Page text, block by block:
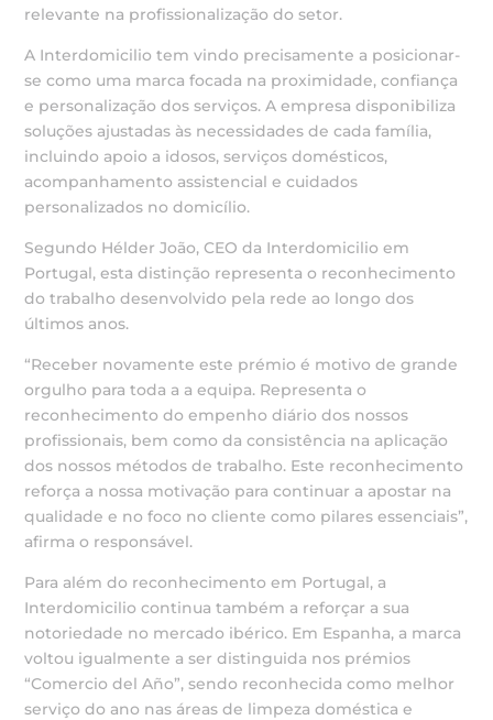
relevante na profissionalização do setor.
A Interdomicilio tem vindo precisamente a posicionar-
se como uma marca focada na proximidade, confiança
e personalização dos serviços. A empresa disponibiliza
soluções ajustadas às necessidades de cada família,
incluindo apoio a idosos, serviços domésticos,
acompanhamento assistencial e cuidados
personalizados no domicílio.
Segundo Hélder João, CEO da Interdomicilio em
Portugal, esta distinção representa o reconhecimento
do trabalho desenvolvido pela rede ao longo dos
últimos anos.
“Receber novamente este prémio é motivo de grande
orgulho para toda a a equipa. Representa o
reconhecimento do empenho diário dos nossos
profissionais, bem como da consistência na aplicação
dos nossos métodos de trabalho. Este reconhecimento
reforça a nossa motivação para continuar a apostar na
qualidade e no foco no cliente como pilares essenciais”,
afirma o responsável.
Para além do reconhecimento em Portugal, a
Interdomicilio continua também a reforçar a sua
notoriedade no mercado ibérico. Em Espanha, a marca
voltou igualmente a ser distinguida nos prémios
“Comercio del Año”, sendo reconhecida como melhor
serviço do ano nas áreas de limpeza doméstica e